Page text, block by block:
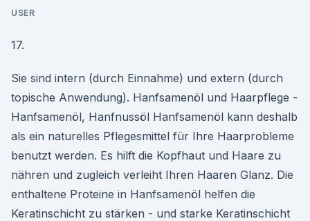
USER
17.
Sie sind intern (durch Einnahme) und extern (durch
topische Anwendung). Hanfsamenöl und Haarpflege -
Hanfsamenöl, Hanfnussöl Hanfsamenöl kann deshalb
als ein naturelles Pflegesmittel für Ihre Haarprobleme
benutzt werden. Es hilft die Kopfhaut und Haare zu
nähren und zugleich verleiht Ihren Haaren Glanz. Die
enthaltene Proteine in Hanfsamenöl helfen die
Keratinschicht zu stärken - und starke Keratinschicht